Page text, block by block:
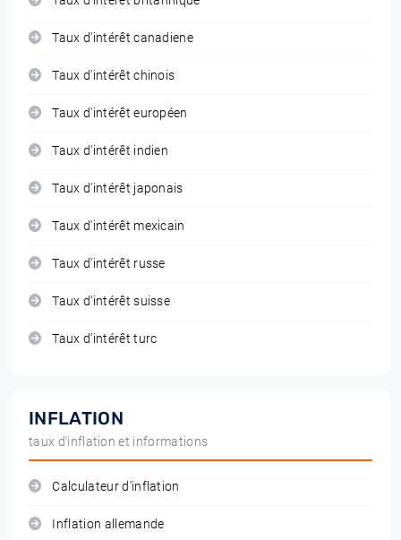
Taux d'intérêt canadiene
Taux d'intérêt chinois
Taux d'intérêt européen
Taux d'intérêt indien
Taux d'intérêt japonais
Taux d'intérêt mexicain
Taux d'intérêt russe
Taux d'intérêt suisse
Taux d'intérêt turc
INFLATION
taux d'inflation et informations
Calculateur d'inflation
Inflation allemande